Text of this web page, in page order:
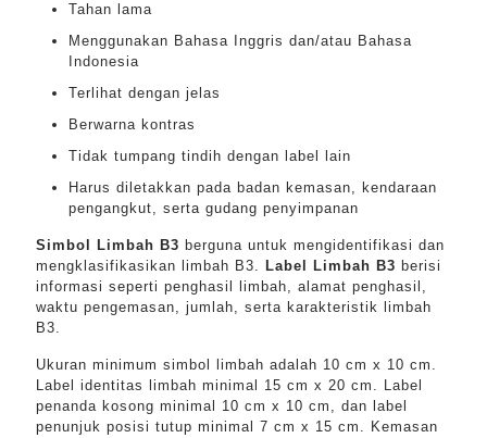
Tahan lama
Menggunakan Bahasa Inggris dan/atau Bahasa
Indonesia
Terlihat dengan jelas
Berwarna kontras
Tidak tumpang tindih dengan label lain
Harus diletakkan pada badan kemasan, kendaraan
pengangkut, serta gudang penyimpanan
Simbol Limbah B3 berguna untuk mengidentifikasi dan
mengklasifikasikan limbah B3. Label Limbah B3 berisi
informasi seperti penghasil limbah, alamat penghasil,
waktu pengemasan, jumlah, serta karakteristik limbah
B3.
Ukuran minimum simbol limbah adalah 10 cm x 10 cm.
Label identitas limbah minimal 15 cm x 20 cm. Label
penanda kosong minimal 10 cm x 10 cm, dan label
penunjuk posisi tutup minimal 7 cm x 15 cm. Kemasan